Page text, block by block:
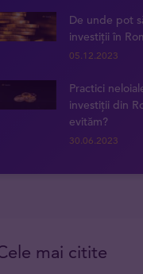
De unde pot
investiții în
05.12.2023
Practici
investiții din
evităm?
30.06.2023
mai citite